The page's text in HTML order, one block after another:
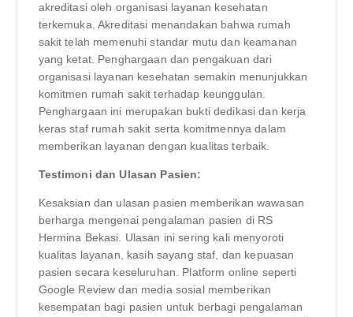
akreditasi oleh organisasi layanan kesehatan
terkemuka. Akreditasi menandakan bahwa rumah
sakit telah memenuhi standar mutu dan keamanan
yang ketat. Penghargaan dan pengakuan dari
organisasi layanan kesehatan semakin menunjukkan
komitmen rumah sakit terhadap keunggulan.
Penghargaan ini merupakan bukti dedikasi dan kerja
keras staf rumah sakit serta komitmennya dalam
memberikan layanan dengan kualitas terbaik.
Testimoni dan Ulasan Pasien:
Kesaksian dan ulasan pasien memberikan wawasan
berharga mengenai pengalaman pasien di RS
Hermina Bekasi. Ulasan ini sering kali menyoroti
kualitas layanan, kasih sayang staf, dan kepuasan
pasien secara keseluruhan. Platform online seperti
Google Review dan media sosial memberikan
kesempatan bagi pasien untuk berbagi pengalaman